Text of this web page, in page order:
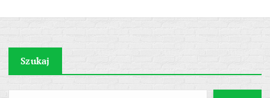
Szukaj